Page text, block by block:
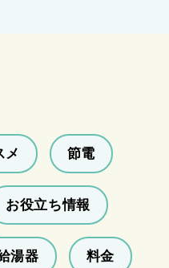
メ 節電
お役立ち情報
湯器 料金